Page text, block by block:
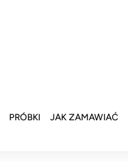
PRÓBKI JAK ZAMAWIAĆ